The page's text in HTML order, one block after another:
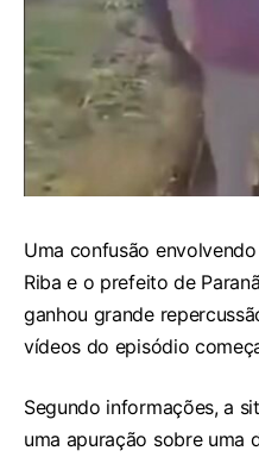
Uma confusão
Riba e o prefeito de
ganhou grande
vídeos do episódio
Segundo informações, a
uma apuração sobre uma